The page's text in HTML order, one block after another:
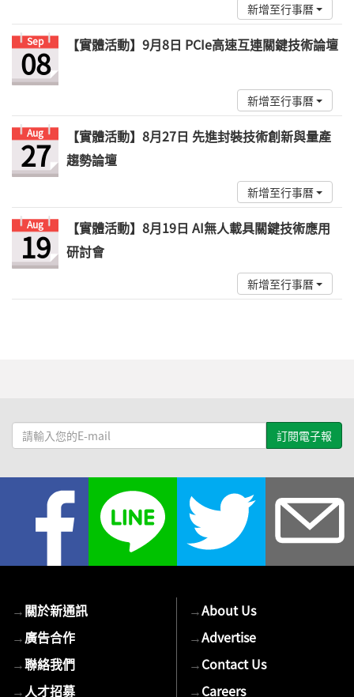
新增至行事曆
Sep
08 【實體活動】9月8日 PCIe高速互連關鍵技術論壇
新增至行事曆
Aug
27
【實體活動】8月27日 先進封裝技術創新與量產
趨勢論壇
新增至行事曆
Aug
19
【實體活動】8月19日 AI無人載具關鍵技術應用
研討會
新增至行事曆
請
輸
→關於新通訊
→廣告合作
→聯絡我們
→人才招募
→About Us
→Advertise
→Contact Us
→Careers